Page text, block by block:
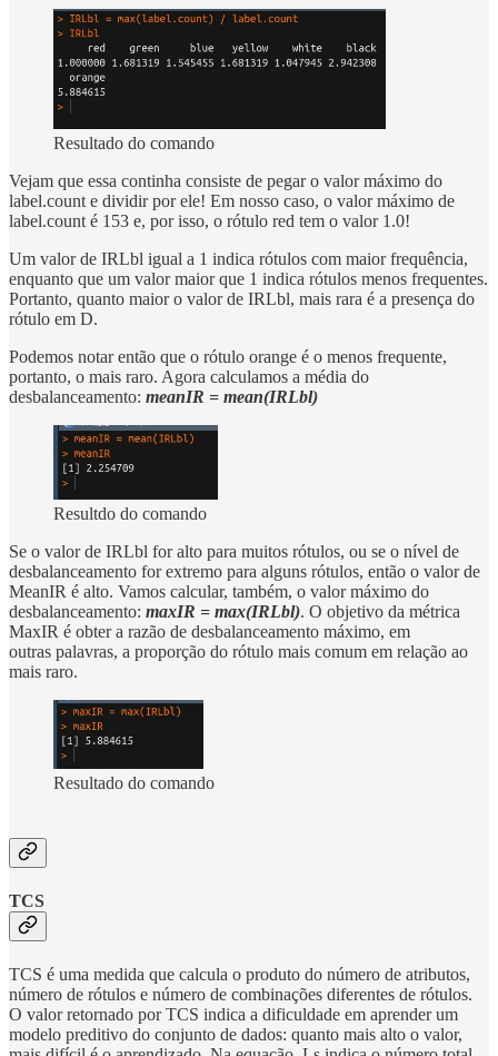
Resultado do comando
Vejam que essa continha consiste de pegar o valor máximo do
label.count e dividir por ele! Em nosso caso, o valor máximo de
label.count é 153 e, por isso, o rótulo red tem o valor 1.0!
Um valor de IRLbl igual a 1 indica rótulos com maior frequência,
enquanto que um valor maior que 1 indica rótulos menos frequentes.
Portanto, quanto maior o valor de IRLbl, mais rara é a presença do
rótulo em D.
Podemos notar então que o rótulo orange é o menos frequente,
portanto, o mais raro. Agora calculamos a média do
desbalanceamento: meanIR = mean(IRLbl)
Resultdo do comando
Se o valor de IRLbl for alto para muitos rótulos, ou se o nível de
desbalanceamento for extremo para alguns rótulos, então o valor de
MeanIR é alto. Vamos calcular, também, o valor máximo do
desbalanceamento: maxIR = max(IRLbl). O objetivo da métrica
MaxIR é obter a razão de desbalanceamento máximo, em
outras palavras, a proporção do rótulo mais comum em relação ao
mais raro.
Resultado do comando
TCS
TCS é uma medida que calcula o produto do número de atributos,
número de rótulos e número de combinações diferentes de rótulos.
O valor retornado por TCS indica a dificuldade em aprender um
modelo preditivo do conjunto de dados: quanto mais alto o valor,